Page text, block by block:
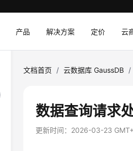
产品 解决方案 定价 云
文档首页 / 云数据库 GaussDB /
数据查询请求
更新时间： 2026-03-23